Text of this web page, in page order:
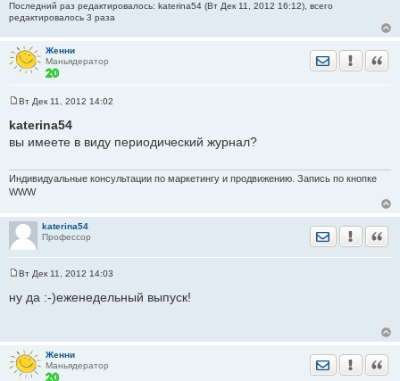
Последний раз редактировалось: katerina54 (Вт Дек 11, 2012 16:12), всего
редактировалось 3 раза
Женни
Маньядератор
Отправить
о
б
н
и
е
Вт Дек 11, 2012 14:02
katerina54
вы имеете в виду периодический журнал?
Индивидуальные консультации по маркетингу и продвижению. Запись по кнопке
WWW
katerina54
Профессор
Отправить
о
и
е
Вт Дек 11, 2012 14:03
ну да :-)еженедельный выпуск!
Женни
Маньядератор
Отправить